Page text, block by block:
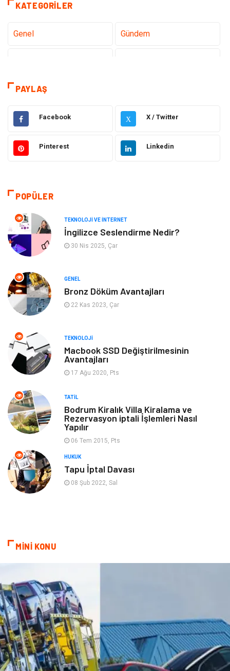
KATEGORILER
Genel Gündem
Sağlık
Teknoloji ve İnternet Hukuk
Elektrik ve Elektronik Gıda
Otomotiv
Tanıtıcı Reklam Güzellik & Bakım
Giyim
Mobilya
Tekstil Genel Kültür
Turizm Spor Malzemeleri
Hediyelik Eşya
oyun alanları
Blogroll
Cruise
Güzellik
PAYLAŞ
Facebook X X / Twitter
Pinterest Linkedin
POPÜLER
TEKNOLOJI VE İNTERNET
İngilizce Seslendirme Nedir?
30 Nis 2025, Çar
GENEL
Bronz Döküm Avantajları
22 Kas 2023, Çar
TEKNOLOJI
Macbook SSD Değiştirilmesinin
Avantajları
17 Ağu 2020, Pts
TATIL
Bodrum Kiralık Villa Kiralama ve
Rezervasyon iptali İşlemleri Nasıl
Yapılır
06 Tem 2015, Pts
HUKUK
Tapu İptal Davası
08 Şub 2022, Sal
MİNİ KONU